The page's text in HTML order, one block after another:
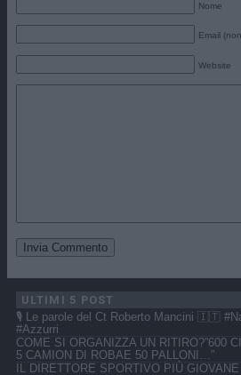
Nome
Email
Website
ULTIMI 5 POST
🎙️ Le parole del Ct Roberto Mancini 🇮🇹
#Azzurri
COME SI ORGANIZZA UN RITIRO?”600
5 CAMION DI ROBAE 50 PALLONI…”
IL DIRETTORE SPORTIVO PIÙ